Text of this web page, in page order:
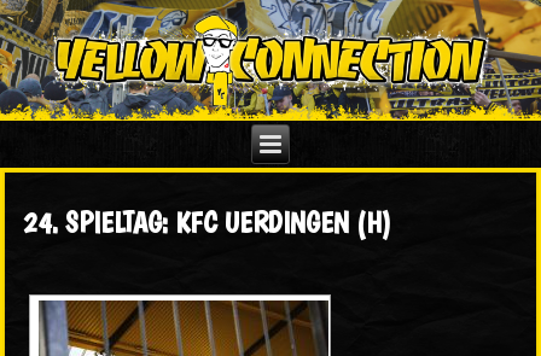
24. SPIELTAG: KFC UERDINGEN (H)